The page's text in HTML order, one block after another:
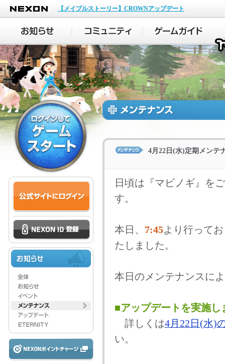
NEXON
【メイプルストーリー】CROWNアップデート
4月22日(水)定期メンテ
日頃は『マビノギ』を
す。
本日、 7:45より行って
たしました。
本日のメンテナンスに
■アップデートを実施し
詳しくは4月22日(水)
い。